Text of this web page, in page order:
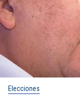
Elecciones